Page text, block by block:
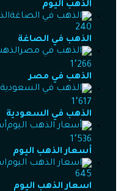
الذهب اليوم
240
الذهب في الصاغة
1٬266
الذهب في مصر
1٬617
الذهب في السعودية
1٬536
أسعار الذهب اليوم
645
اسعار الذهب اليوم